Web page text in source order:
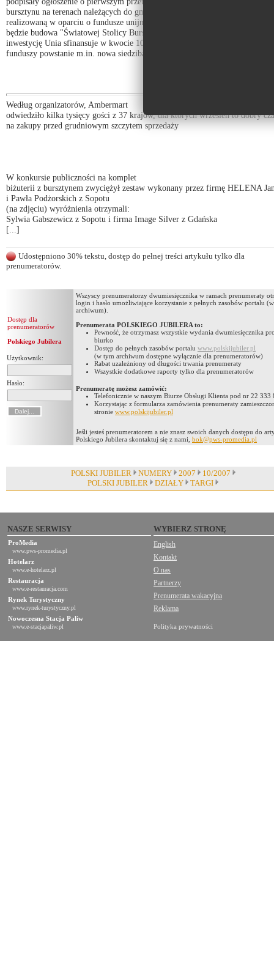
bursztynu na terenach należących do gminy. Wiadomo już również, że
realizowaną w oparciu o fundusze unijne z programu Innowacyjna
będzie budowa "Światowej Stolicy Bursztynu w Gdańsku". Wartą 12,2 mln
inwestycję Unia sfinansuje w kwocie 10,37 mln euro. W ramach
funduszy powstanie m.in. nowa siedziba Muzeum Bursztynu na Wyspie
Według organizatorów, Ambermart
odwiedziło kilka tysięcy gości z 37 krajów, dla których wrzesień to dobry
na zakupy przed grudniowym szczytem sprzedaży
W konkursie publiczności na komplet
biżuterii z bursztynem zwyciężył zestaw wykonany przez firmę HELENA
i Pawła Podżorskich z Sopotu
(na zdjęciu) wyróżnienia otrzymali:
Sylwia Gabszewicz z Sopotu i firma Image Silver z Gdańska
[...]
Udostępniono 30% tekstu, dostęp do pełnej treści artykułu tylko dla
prenumeratorów.
Dostęp dla
prenumeratorów
Polskiego Jubilera
Użytkownik:
Hasło:
Wszyscy prenumeratorzy dwumiesięcznika w ramach prenumeraty
login i hasło umożliwiające korzystanie z pełnych zasobów portalu
archiwum).
Prenumerata POLSKIEGO JUBILERA to:
Pewność, że otrzymasz wszystkie wydania dwumiesięcznika
biurko
Dostęp do pełnych zasobów portalu www.polskijubiler.pl
(w tym archiwum dostępne wyłącznie dla prenumeratorów)
Rabat uzależniony od długości trwania prenumeraty
Wszystkie dodatkowe raporty tylko dla prenumeratorów
Prenumeratę możesz zamówić:
Telefonicznie w naszym Biurze Obsługi Klienta pod nr 22 333
Korzystając z formularza zamówienia prenumeraty
stronie www.polskijubiler.pl
Jeśli jesteś prenumeratorem a nie znasz swoich danych dostępu do
Polskiego Jubilera skontaktuj się z nami, bok@pws-promedia.pl
POLSKI JUBILER NUMERY 2007
10/2007
POLSKI JUBILER
DZIAŁY TARGI
NASZE SERWISY
ProMedia
www.pws-promedia.pl
Hotelarz
www.e-hotelarz.pl
Restauracja
www.e-restauracja.com
Rynek Turystyczny
www.rynek-turystyczny.pl
Nowoczesna Stacja Paliw
www.e-stacjapaliw.pl
WYBIERZ STRONĘ
English
Kontakt
O nas
Partnerzy
Prenumerata wakacyjna
Reklama
Polityka prywatności